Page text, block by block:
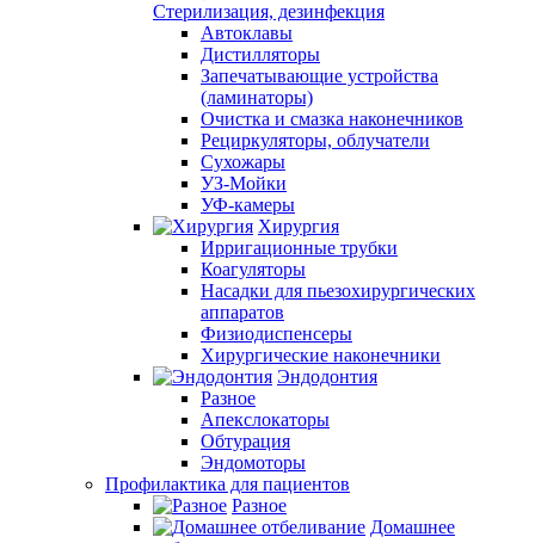
Стерилизация, дезинфекция
Автоклавы
Дистилляторы
Запечатывающие устройства
(ламинаторы)
Очистка и смазка наконечников
Рециркуляторы, облучатели
Сухожары
УЗ-Мойки
УФ-камеры
Хирургия
Ирригационные трубки
Коагуляторы
Насадки для пьезохирургических
аппаратов
Физиодиспенсеры
Хирургические наконечники
Эндодонтия
Разное
Апекслокаторы
Обтурация
Эндомоторы
Профилактика для пациентов
Разное
Домашнее